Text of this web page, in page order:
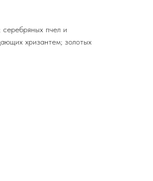
пчел и
хризантем; золотых